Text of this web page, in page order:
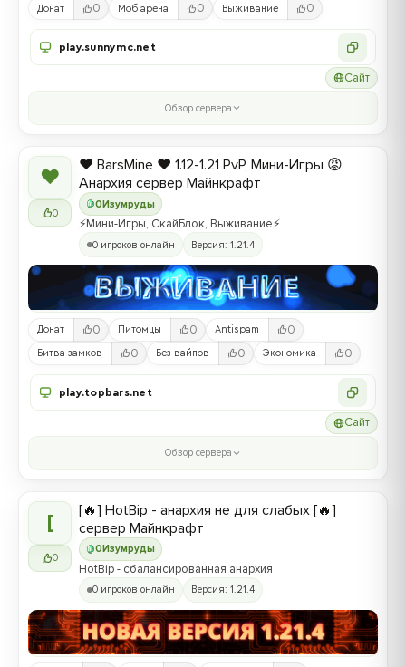
Донат 0 Моб арена 0 Выживание 0
play.sunnymc.net
Сайт
Обзор сервера
❤
0
0Изумруды
❤️ BarsMine ❤️ 1.12-1.21 PvP, Мини-Игры 😡
Анархия сервер Майнкрафт
⚡Мини-Игры, СкайБлок, Выживание⚡
0 игроков онлайн Версия: 1.21.4
Донат 0 Питомцы 0 Antispam 0
Битва замков 0 Без вайпов 0 Экономика 0
play.topbars.net
Сайт
Обзор сервера
[
0
0 Изумруды
[🔥] HotBip - анархия не для слабых [🔥]
сервер Майнкрафт
HotBip - сбалансированная анархия
0 игроков онлайн Версия: 1.21.4